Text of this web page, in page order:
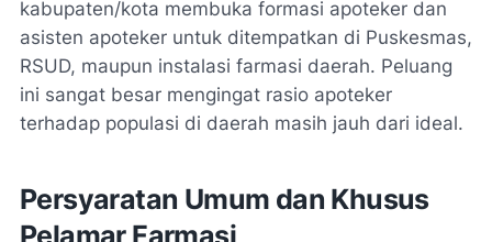
kabupaten/kota membuka formasi apoteker dan
asisten apoteker untuk ditempatkan di Puskesmas,
RSUD, maupun instalasi farmasi daerah. Peluang
ini sangat besar mengingat rasio apoteker
terhadap populasi di daerah masih jauh dari ideal.
Persyaratan Umum dan Khusus
Pelamar Farmasi